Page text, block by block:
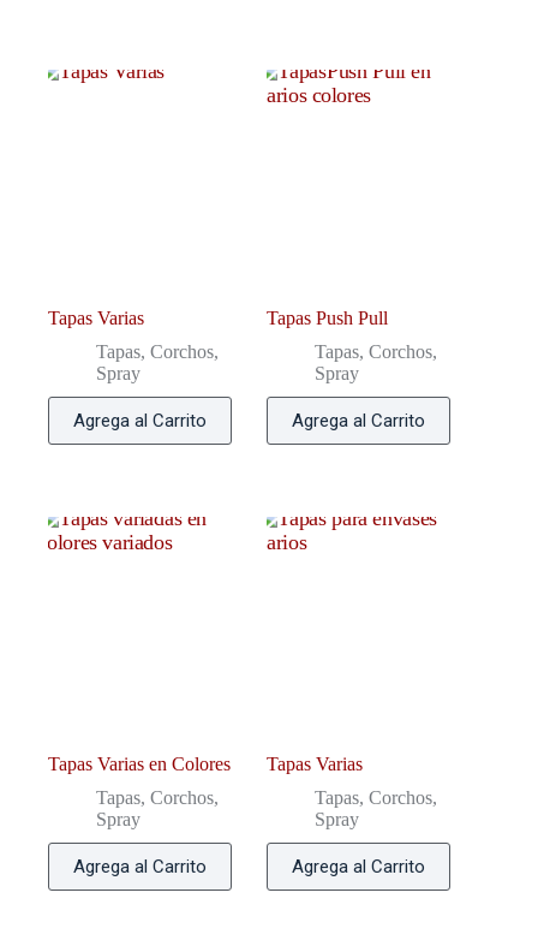
Tapas Varias
Tapas, Corchos,
Spray
Agrega al Carrito
Tapas Push Pull
Tapas, Corchos,
Spray
Agrega al Carrito
Tapas Varias en Colores
Tapas, Corchos,
Spray
Agrega al Carrito
Tapas Varias
Tapas, Corchos,
Spray
Agrega al Carrito